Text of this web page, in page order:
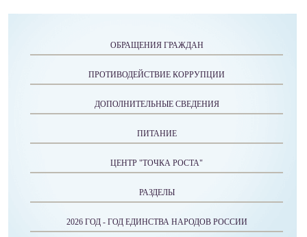
ОБРАЩЕНИЯ ГРАЖДАН
ПРОТИВОДЕЙСТВИЕ КОРРУПЦИИ
ДОПОЛНИТЕЛЬНЫЕ СВЕДЕНИЯ
ПИТАНИЕ
ЦЕНТР "ТОЧКА РОСТА"
РАЗДЕЛЫ
2026 ГОД - ГОД ЕДИНСТВА НАРОДОВ РОССИИ